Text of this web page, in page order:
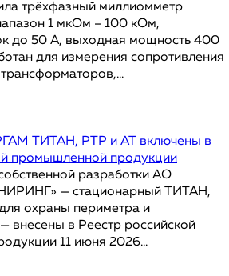
трёхфазный миллиомметр
1 мкОм – 100 кОм,
до 50 А, выходная мощность 400
для измерения сопротивления
ТИТАН, РТР и АТ включены в
промышленной продукции
разработки АО
— стационарный ТИТАН,
охраны периметра и
внесены в Реестр российской
11 июня 2026...